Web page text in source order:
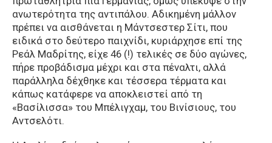
ανωτερότητα της αντιπάλου. Αδικημένη μάλλον
πρέπει να αισθάνεται η Μάντσεστερ Σίτι, που
ειδικά στο δεύτερο παιχνίδι, κυριάρχησε επί της
Ρεάλ Μαδρίτης, είχε 46 (!) τελικές σε δύο αγώνες,
πήρε προβάδισμα μέχρι και στα πέναλτι, αλλά
παράλληλα δέχθηκε και τέσσερα τέρματα και
κάπως κατάφερε να αποκλειστεί από τη
«Βασίλισσα» του Μπέλιγχαμ, του Βινίσιους, του
Αντσελότι.